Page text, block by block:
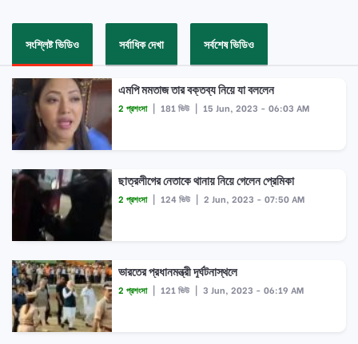
সংশ্লিষ্ট ভিডিও সর্বাধিক দেখা সর্বশেষ ভিডিও
এমপি মমতাজ তার বক্তব্য নিয়ে যা বললেন
2 প্রশংসা | 181 ভিউ | 15 Jun, 2023 - 06:03 AM
ছাত্রলীগের নেতাকে থানায় নিয়ে গেলেন প্রেমিকা
2 প্রশংসা | 124 ভিউ | 2 Jun, 2023 - 07:50 AM
ভারতের প্রধানমন্ত্রী দূর্ঘটনাস্থলে
2 প্রশংসা | 121 ভিউ | 3 Jun, 2023 - 06:19 AM